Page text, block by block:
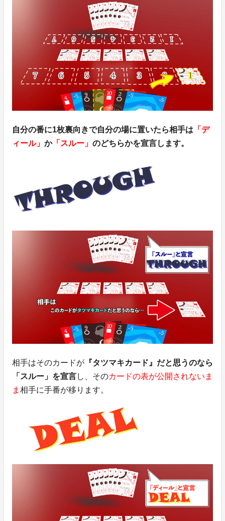
自分の番に1枚裏向きで自分の場に置いたら相手は 「デ
ィール」 か「スルー」 のどちらかを宣言します。
相手はそのカードが 『タツマキカード』だと思うのなら
「スルー」を宣言し、そのカードの表が公開されないま
ま 相手に手番が移ります。